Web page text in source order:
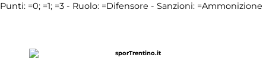
Punti: =0; =1; =3 - Ruolo: =Difensore - Sanzioni: =Ammonizione